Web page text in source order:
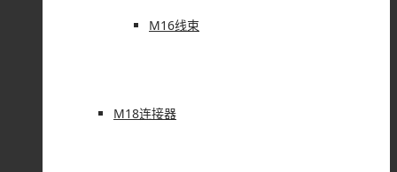
M16线束
M18连接器